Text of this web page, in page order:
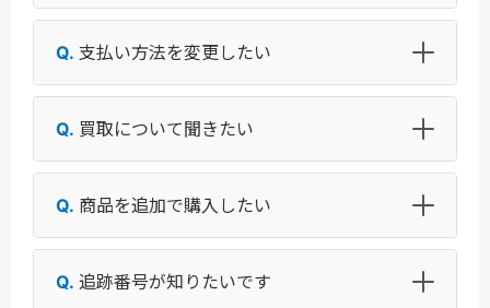
支払い方法を変更したい
買取について聞きたい
商品を追加で購入したい
追跡番号が知りたいです